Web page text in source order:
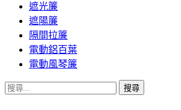
遮光簾
遮陽簾
隔間拉簾
電動鋁百葉
電動風琴簾
搜